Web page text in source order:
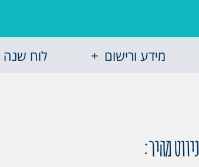
מידע ורישום לוח שנה
ניווט מהיר: